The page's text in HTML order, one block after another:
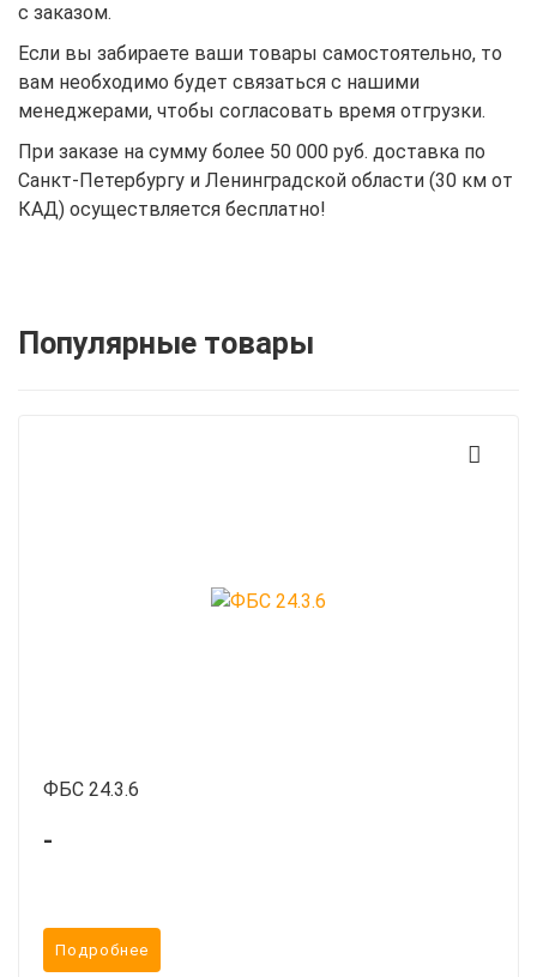
с заказом.
Если вы забираете ваши товары самостоятельно, то
вам необходимо будет связаться с нашими
менеджерами, чтобы согласовать время отгрузки.
При заказе на сумму более 50 000 руб. доставка по
Санкт-Петербургу и Ленинградской области (30 км от
КАД) осуществляется бесплатно!
Популярные товары
ФБС 24.3.6
-
Подробнее